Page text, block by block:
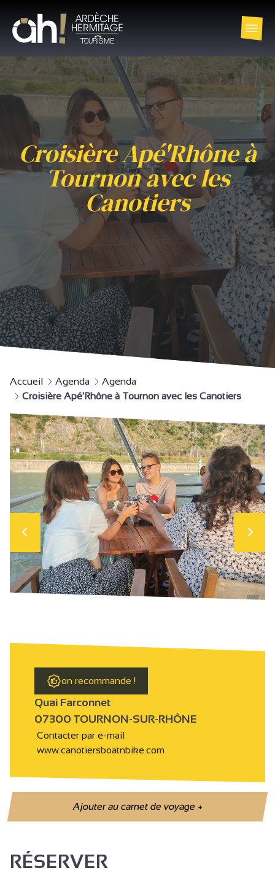
Croisière Apé'Rhône à
Tournon avec les
Canotiers
Accueil Agenda
Agenda
Croisière Apé'Rhône à Tournon avec les Canotiers
on recommande !
Quai Farconnet
07300 TOURNON-SUR-RHÔNE
Contacter par e-mail
www.canotiersboatnbike.com
Ajouter au carnet de voyage+
RÉSERVER